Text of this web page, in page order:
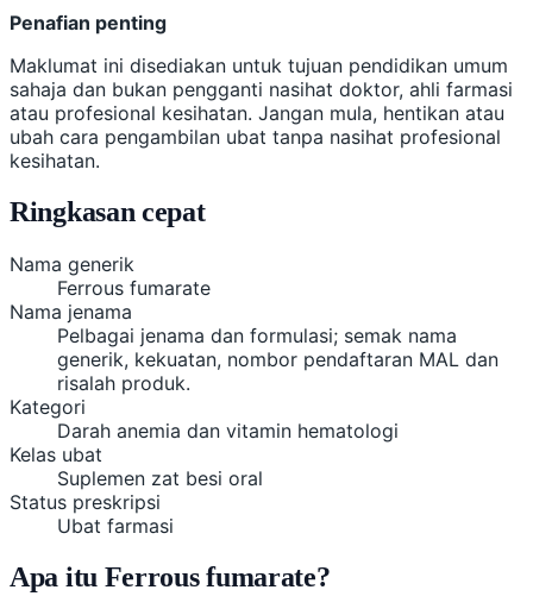
Penafian penting
Maklumat ini disediakan untuk tujuan pendidikan umum
sahaja dan bukan pengganti nasihat doktor, ahli farmasi
atau profesional kesihatan. Jangan mula, hentikan atau
ubah cara pengambilan ubat tanpa nasihat profesional
kesihatan.
Ringkasan cepat
Nama generik
Ferrous fumarate
Nama jenama
Pelbagai jenama dan formulasi; semak nama
generik, kekuatan, nombor pendaftaran MAL dan
risalah produk.
Kategori
Darah anemia dan vitamin hematologi
Kelas ubat
Suplemen zat besi oral
Status preskripsi
Ubat farmasi
Apa itu Ferrous fumarate?